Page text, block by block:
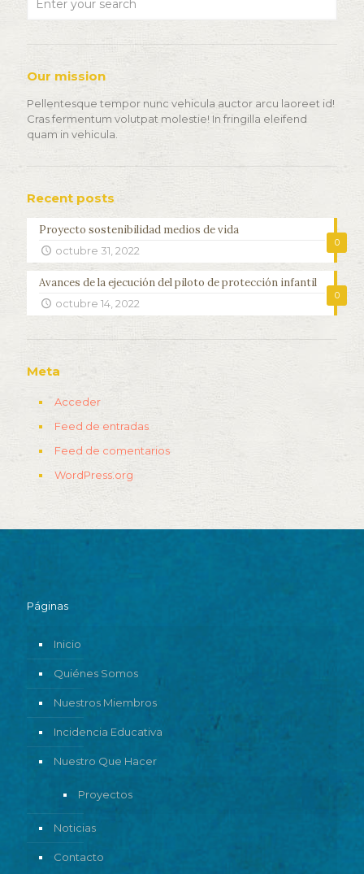
Our mission
Pellentesque tempor nunc vehicula auctor arcu laoreet id!
Cras fermentum volutpat molestie! In fringilla eleifend
quam in vehicula.
Recent posts
0
Proyecto sostenibilidad medios de vida
octubre 31, 2022
0
Avances de la ejecución del piloto de protección infantil
octubre 14, 2022
Meta
Acceder
Feed de entradas
Feed de comentarios
WordPress.org
Páginas
Inicio
Quiénes Somos
Nuestros Miembros
Incidencia Educativa
Nuestro Que Hacer
Proyectos
Noticias
Contacto